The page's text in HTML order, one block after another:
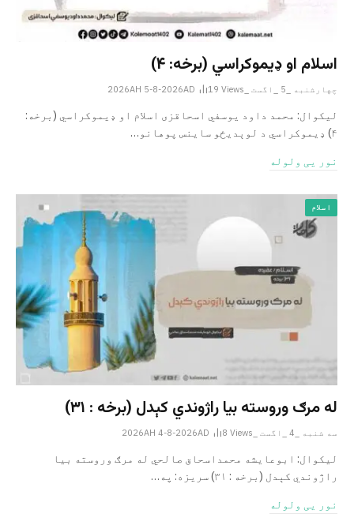
اسلام او ډیموکراسي (برخه: ۴)
چهارشنبه _5 _اگست _2026AH 5-8-2026AD 19 Views
لیکوال: محمد داود یوسفي اسحاقزی اسلام او ډیموکراسي (برخه:
۴) ډیموکراسي د لوېدیځو ساینس پوهانو…
نور یی ولوله
اسلام
له مرګ وروسته بیا راژوندي کېدل (برخه : ۳۱)
سه شنبه _4 _اگست _2026AH 4-8-2026AD 8 Views
لیکوال: ابوعایشه محمداسحاق صالحي له مرګ وروسته بیا
راژوندي کېدل (برخه : ۳۱) سریزه: په…
نور یی ولوله